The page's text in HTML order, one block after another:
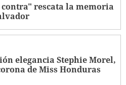
rescata la memoria
elegancia Stephie Morel,
de Miss Honduras